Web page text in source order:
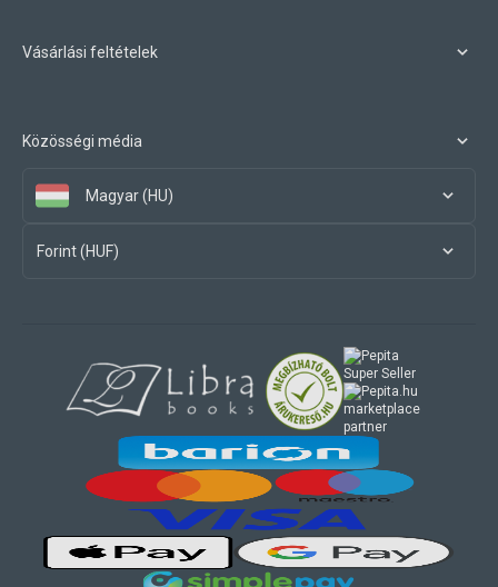
Vásárlási feltételek
Közösségi média
Magyar (HU)
Forint (HUF)
marketplace
partner